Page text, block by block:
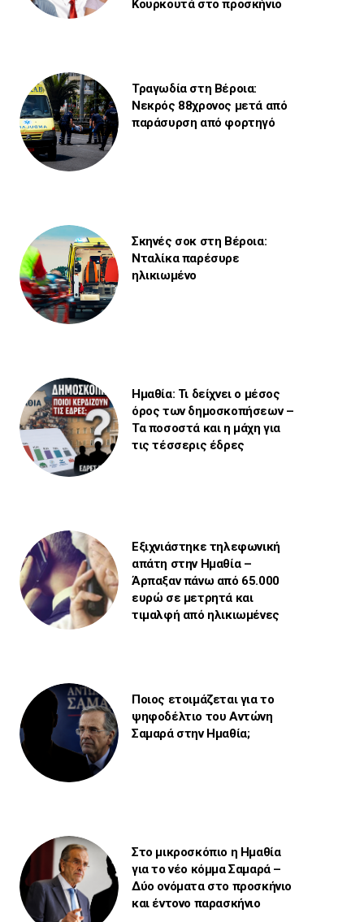
Κουρκουτά στο προσκήνιο
Τραγωδία στη Βέροια:
Νεκρός 88χρονος μετά από
παράσυρση από φορτηγό
Σκηνές σοκ στη Βέροια:
Νταλίκα παρέσυρε
ηλικιωμένο
Ημαθία: Τι δείχνει ο μέσος
όρος των δημοσκοπήσεων –
Τα ποσοστά και η μάχη για
τις τέσσερις έδρες
Εξιχνιάστηκε τηλεφωνική
απάτη στην Ημαθία –
Άρπαξαν πάνω από 65.000
ευρώ σε μετρητά και
τιμαλφή από ηλικιωμένες
Ποιος ετοιμάζεται για το
ψηφοδέλτιο του Αντώνη
Σαμαρά στην Ημαθία;
Στο μικροσκόπιο η Ημαθία
για το νέο κόμμα Σαμαρά –
Δύο ονόματα στο προσκήνιο
και έντονο παρασκήνιο